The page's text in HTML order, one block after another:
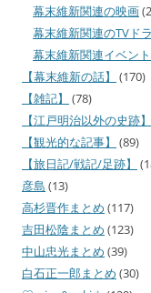
幕末維新関連の映画
幕末維新関連のTVド
幕末維新関連イベント
【幕末維新の話】
(170)
【雑記】
(78)
【江戸明治以外の史跡】
【観光的な記事】
(89)
【旅日記/戦記/足跡】
彦島 (13)
高杉晋作まとめ (117)
吉田松陰まとめ (123)
中山忠光まとめ (39)
白石正一郎まとめ (30)